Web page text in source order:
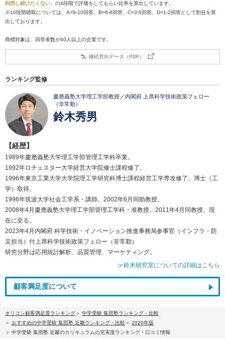
利用し続けたくない 」の4段階で評価をしてもらい比率を算出しています。
※10段階聴取については、A=9-10回答、B=6-8回答、C=3-5回答、D=1-2回答として割合を算
出しております。
商標対象は、回答者数が40人以上の企業です。
継続意向データ（PDF）
ランキング監修
慶應義塾大学理工学部教授／内閣府 上席科学技術政策フェロー
（非常勤）
鈴木秀男
【経歴】
1989年慶應義塾大学理工学部管理工学科卒業。
1992年ロチェスター大学経営大学院修士課程修了。
1996年東京工業大学大学院理工学研究科博士課程経営工学専攻修了。博士（工
学）取得。
1996年筑波大学社会工学系・講師。2002年6月同助教授。
2008年4月慶應義塾大学理工学部管理工学科・准教授。2011年4月同教授、現
在に至る。
2023年4月内閣府 科学技術・イノベーション推進事務局参事官（インフラ・防
災担当）付上席科学技術政策フェロー（非常勤）
研究分野は応用統計解析、品質管理、マーケティング。
≫鈴木研究室についての詳細はこちら
顧客満足度について
オリコン顧客満足度ランキング
中学受験 集団塾ランキング・比較
おすすめの中学受験 集団塾 近畿ランキング・比較
2020年版
中学受験 集団塾 近畿のカリキュラムの充実度ランキング・口コミ情報